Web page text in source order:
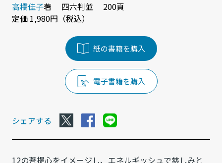
高橋佳子著 四六判並 200頁
定価 1,980円（税込）
紙の書籍を購入
電子書籍を購入
シェアする
12の菩提心をイメージし、エネルギッシュで慈しみと